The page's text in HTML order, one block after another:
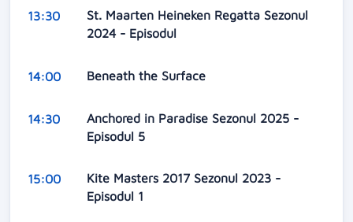
13:30
St. Maarten Heineken Regatta Sezonul
2024 - Episodul
14:00 Beneath the Surface
14:30
Anchored in Paradise Sezonul 2025 -
Episodul 5
15:00
Kite Masters 2017 Sezonul 2023 -
Episodul 1